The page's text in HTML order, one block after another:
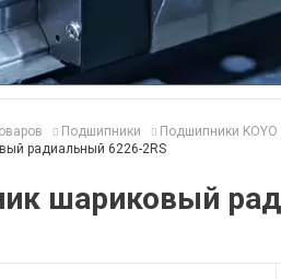
Подшипники Подшипники KOYO
радиальный 6226-2RS
шариковый